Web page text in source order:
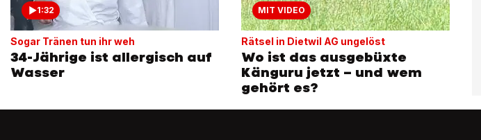
1:32
Sogar Tränen tun ihr weh
34-Jährige ist allergisch auf
Wasser
MIT VIDEO
Rätsel in Dietwil AG ungelöst
Wo ist das ausgebüxte
Känguru jetzt – und wem
gehört es?